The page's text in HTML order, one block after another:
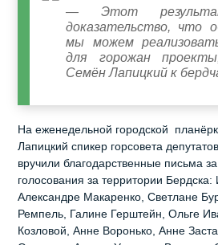
— Этот
доказательство, что
мы можем
для горожан
Семён Лапицкий к
На еженедельной городской
Лапицкий спикер горсовета
вручили благодарственные письма
голосования за территории
Александре Макаренко, Светлане
Ремпель, Галине Герштейн, Ольге
Козловой, Анне Воронько, Анне